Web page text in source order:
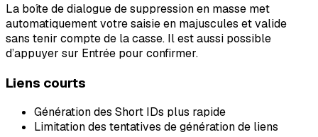
La boîte de dialogue de suppression en masse met
automatiquement votre saisie en majuscules et valide
sans tenir compte de la casse. Il est aussi possible
d’appuyer sur Entrée pour confirmer.
Liens courts
Génération des Short IDs plus rapide
Limitation des tentatives de génération de liens